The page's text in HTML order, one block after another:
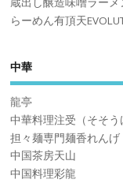
らーめん有頂天
中華
龍亭
中華料理注受（そそう
担々麺専門麺香れんげ
中国茶房天山
中国料理彩龍